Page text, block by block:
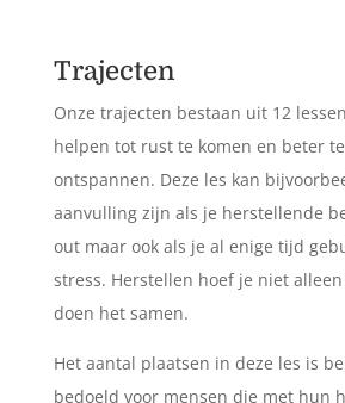
Trajecten
Onze trajecten bestaan uit 12
helpen tot rust te komen en beter
ontspannen. Deze les kan
aanvulling zijn als je herstellende
out maar ook als je al enige tijd
stress. Herstellen hoef je niet
doen het samen.
Het aantal plaatsen in deze les is
bedoeld voor mensen die met hun